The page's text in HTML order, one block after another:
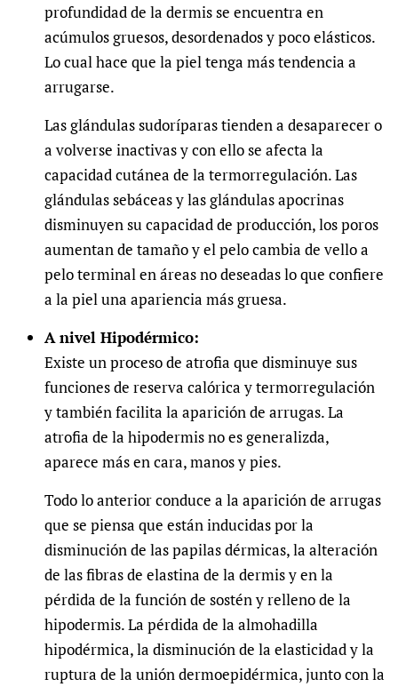
profundidad de la dermis se encuentra en
acúmulos gruesos, desordenados y poco elásticos.
Lo cual hace que la piel tenga más tendencia a
arrugarse.
Las glándulas sudoríparas tienden a desaparecer o
a volverse inactivas y con ello se afecta la
capacidad cutánea de la termorregulación. Las
glándulas sebáceas y las glándulas apocrinas
disminuyen su capacidad de producción, los poros
aumentan de tamaño y el pelo cambia de vello a
pelo terminal en áreas no deseadas lo que confiere
a la piel una apariencia más gruesa.
A nivel Hipodérmico:
Existe un proceso de atrofia que disminuye sus
funciones de reserva calórica y termorregulación
y también facilita la aparición de arrugas. La
atrofia de la hipodermis no es generalizda,
aparece más en cara, manos y pies.
Todo lo anterior conduce a la aparición de arrugas
que se piensa que están inducidas por la
disminución de las papilas dérmicas, la alteración
de las fibras de elastina de la dermis y en la
pérdida de la función de sostén y relleno de la
hipodermis. La pérdida de la almohadilla
hipodérmica, la disminución de la elasticidad y la
ruptura de la unión dermoepidérmica, junto con la